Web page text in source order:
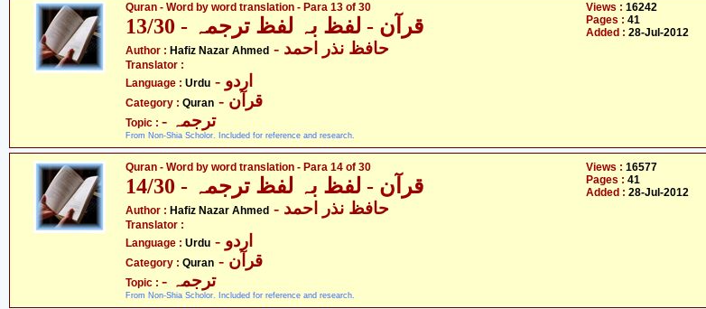
Quran - Word by word translation - Para 13 of 30
قرآن - لفظ بہ لفظ ترجمہ - 13/30
Author : Hafiz Nazar Ahmed - حافظ نذر احمد
Translator :
Language : Urdu - اردو
Category : Quran - قرآن
Topic : - ترجمہ
From Non-Shia Scholor. Included for reference and research.
Views : 16242
Pages : 41
Added : 28-Jul-2012
Quran - Word by word translation - Para 14 of 30
قرآن - لفظ بہ لفظ ترجمہ - 14/30
Author : Hafiz Nazar Ahmed - حافظ نذر احمد
Translator :
Language : Urdu - اردو
Category : Quran - قرآن
Topic : - ترجمہ
From Non-Shia Scholor. Included for reference and research.
Views : 16577
Pages : 41
Added : 28-Jul-2012